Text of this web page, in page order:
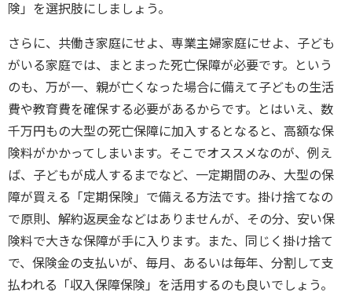
険」を選択肢にしましょう。
さらに、共働き家庭にせよ、専業主婦家庭にせよ、子ども
がいる家庭では、まとまった死亡保障が必要です。という
のも、万が一、親が亡くなった場合に備えて子どもの生活
費や教育費を確保する必要があるからです。とはいえ、数
千万円もの大型の死亡保障に加入するとなると、高額な保
険料がかかってしまいます。そこでオススメなのが、例え
ば、子どもが成人するまでなど、一定期間のみ、大型の保
障が買える「定期保険」で備える方法です。掛け捨てなの
で原則、解約返戻金などはありませんが、その分、安い保
険料で大きな保障が手に入ります。また、同じく掛け捨て
で、保険金の支払いが、毎月、あるいは毎年、分割して支
払われる「収入保障保険」を活用するのも良いでしょう。